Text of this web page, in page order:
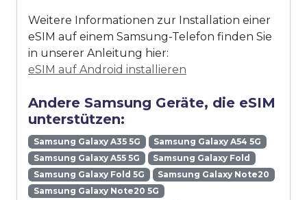
Weitere Informationen zur Installation einer
eSIM auf einem Samsung-Telefon finden Sie
in unserer Anleitung hier:
eSIM auf Android installieren
Andere Samsung Geräte, die eSIM
unterstützen:
Samsung Galaxy A35 5G
Samsung Galaxy A54 5G
Samsung Galaxy A55 5G
Samsung Galaxy Fold
Samsung Galaxy Fold 5G
Samsung Galaxy Note20
Samsung Galaxy Note20 5G